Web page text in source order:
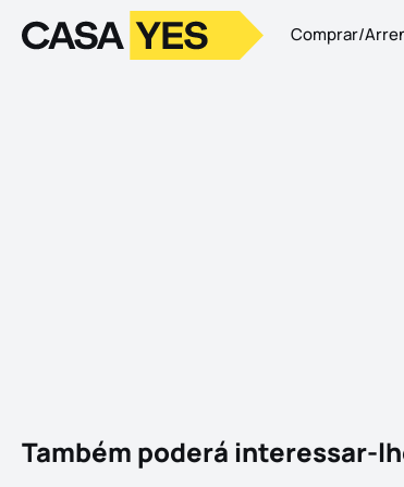
LogoIr para a homepage Comprar/
Também poderá interessar-